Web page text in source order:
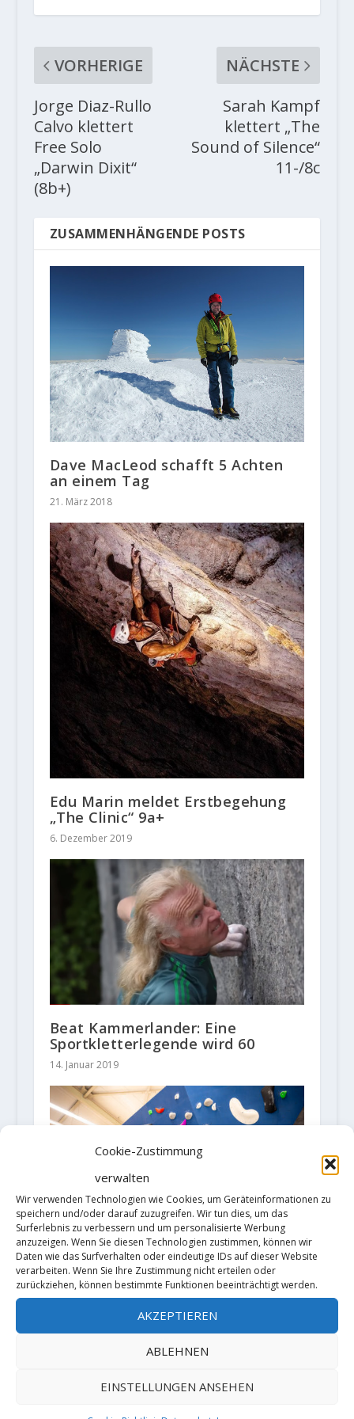
Cookie-Zustimmung
verwalten
Wir verwenden Technologien wie Cookies, um Geräteinformationen zu
speichern und/oder darauf zuzugreifen. Wir tun dies, um das
Surferlebnis zu verbessern und um personalisierte Werbung
anzuzeigen. Wenn Sie diesen Technologien zustimmen, können wir
Daten wie das Surfverhalten oder eindeutige IDs auf dieser Website
verarbeiten. Wenn Sie Ihre Zustimmung nicht erteilen oder
zurückziehen, können bestimmte Funktionen beeinträchtigt werden.
AKZEPTIEREN
ABLEHNEN
EINSTELLUNGEN ANSEHEN
VORHERIGE
Jorge Diaz-Rullo
Calvo klettert
Free Solo
„Darwin Dixit“
(8b+)
NÄCHSTE
Sarah Kampf
klettert „The
Sound of Silence“
11-/8c
ZUSAMMENHÄNGENDE POSTS
Dave MacLeod schafft 5 Achten
an einem Tag
21. März 2018
Edu Marin meldet Erstbegehung
„The Clinic“ 9a+
6. Dezember 2019
Beat Kammerlander: Eine
Sportkletterlegende wird 60
14. Januar 2019
Die Boulderhalle „GriffKiste“
öffnet ihre Tore in Mittelbiberach
am 6. und 7. April
HINTERLASSE EINE ANTWORT